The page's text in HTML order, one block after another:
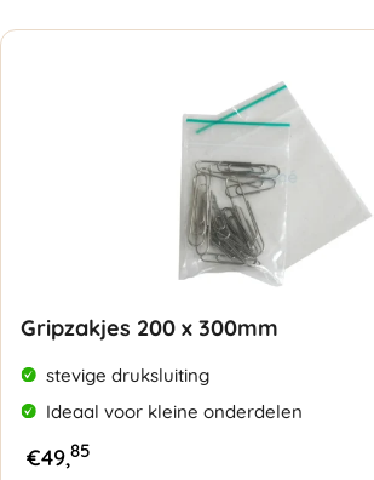
-
Gripzakjes 200 x 300mm
stevige druksluiting
Ideaal voor kleine onderdelen
€49,85